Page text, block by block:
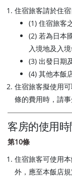
住宿旅客請於住
(1) 住宿旅客
(2) 若為日本
入境地及入
(3) 出發日期
(4) 其他本飯
住宿旅客擬使用
條的費用時，請
客房的使用時
第10條
住宿旅客可使用
外，應至本飯店